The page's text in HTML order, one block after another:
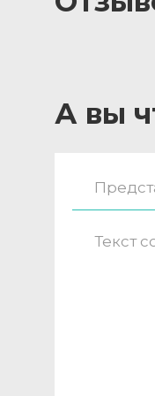
А вы